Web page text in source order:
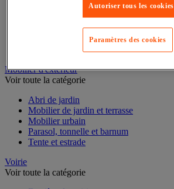
Grillage, canisse et palissade
Jardinière et potager
Outillage à main de jardin
Outillage motorisé de jardin
Mobilier d'extérieur
Abri de jardin
Mobilier de jardin et terrasse
Mobilier urbain
Parasol, tonnelle et barnum
Voirie
Autoriser tous les cookies
Paramètres des cookies